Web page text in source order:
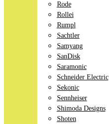
Rode
Rollei
Rumpl
Sachtler
Samyang
SanDisk
Saramonic
Schneider Electric
Sekonic
Sennheiser
Shimoda Designs
Shoten